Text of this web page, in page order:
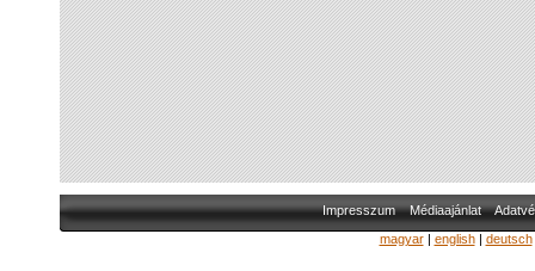
Impresszum Médiaajánlat
magyar| english| deutsch